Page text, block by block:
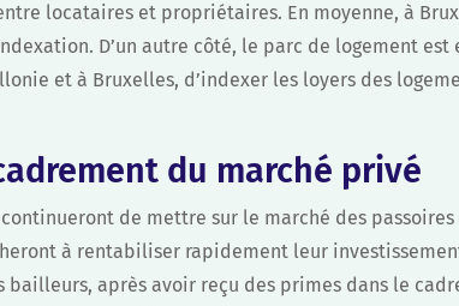
locataires et propriétaires. En moyenne, à
D’un autre côté, le parc de logement
et à Bruxelles, d’indexer les loyers des
du marché privé
de mettre sur le marché des passoires
à rentabiliser rapidement leur
après avoir reçu des primes dans le